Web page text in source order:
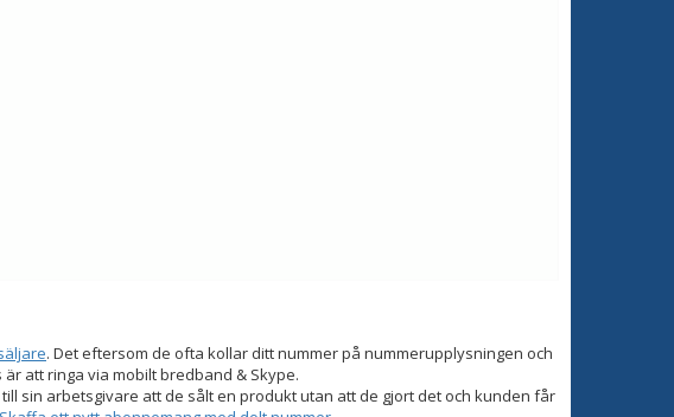
. Det eftersom de ofta kollar ditt nummer på nummerupplysningen och
att ringa via mobilt bredband & Skype.
sin arbetsgivare att de sålt en produkt utan att de gjort det och kunden får